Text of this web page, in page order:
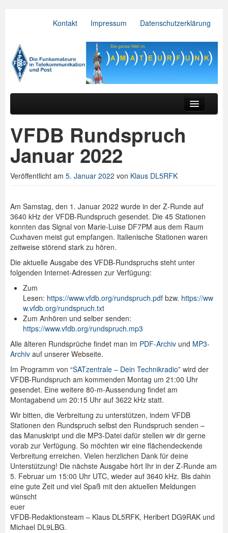
Kontakt Impressum Datenschutzerklärung
VFDB e.V.
Hauptmenü
Der Verein
Referate
BV & OV
Relais
Downloads
Spenden
Login
VFDB Rundspruch
Januar 2022
Veröffentlicht am 5. Januar 2022 von Klaus DL5RFK
Am Samstag, den 1. Januar 2022 wurde in der Z-Runde auf
3640 kHz der VFDB-Rundspruch gesendet. Die 45 Stationen
konnten das Signal von Marie-Luise DF7PM aus dem Raum
Cuxhaven meist gut empfangen. Italienische Stationen waren
zeitweise störend stark zu hören.
Die aktuelle Ausgabe des VFDB-Rundspruchs steht unter
folgenden Internet-Adressen zur Verfügung:
Zum
Lesen: https://www.vfdb.org/rundspruch.pdf bzw. https://ww
w.vfdb.org/rundspruch.txt
Zum Anhören und selber senden:
https://www.vfdb.org/rundspruch.mp3
Alle älteren Rundsprüche findet man im PDF-Archiv und MP3-
Archiv auf unserer Webseite.
Im Programm von “SATzentrale – Dein Technikradio” wird der
VFDB-Rundspruch am kommenden Montag um 21:00 Uhr
gesendet. Eine weitere 80-m-Aussendung findet am
Montagabend um 20:15 Uhr auf 3622 kHz statt.
Wir bitten, die Verbreitung zu unterstützen, indem VFDB
Stationen den Rundspruch selbst den Rundspruch senden –
das Manuskript und die MP3-Datei dafür stellen wir dir gerne
vorab zur Verfügung. So möchten wir eine flächendeckende
Verbreitung erreichen. Vielen herzlichen Dank für deine
Unterstützung! Die nächste Ausgabe hört Ihr in der Z-Runde am
5. Februar um 15:00 Uhr UTC, wieder auf 3640 kHz. Bis dahin
eine gute Zeit und viel Spaß mit den aktuellen Meldungen
wünscht
euer
VFDB-Redaktionsteam – Klaus DL5RFK, Heribert DG9RAK und
Michael DL9LBG.